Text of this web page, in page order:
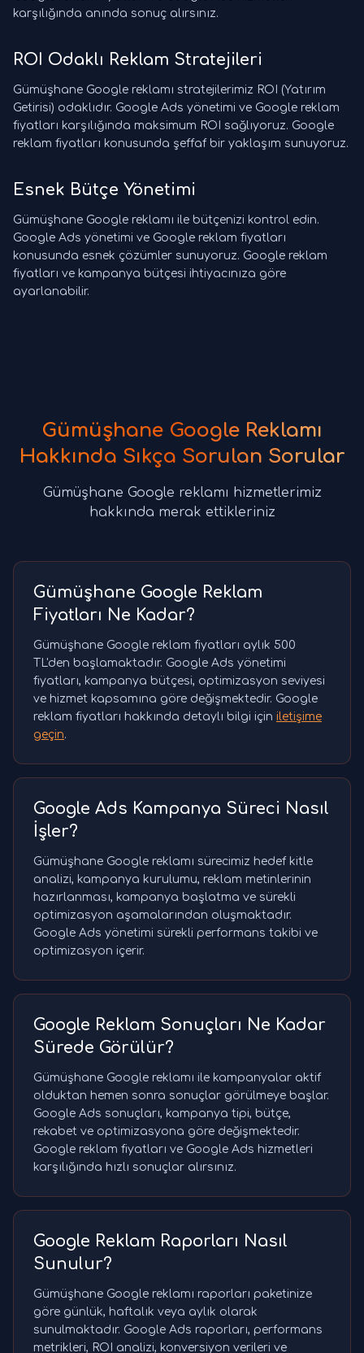
karşılığında anında sonuç alırsınız.
ROI Odaklı Reklam Stratejileri
Gümüşhane Google reklamı stratejilerimiz ROI (Yatırım
Getirisi) odaklıdır. Google Ads yönetimi ve Google reklam
fiyatları karşılığında maksimum ROI sağlıyoruz. Google
reklam fiyatları konusunda şeffaf bir yaklaşım sunuyoruz.
Esnek Bütçe Yönetimi
Gümüşhane Google reklamı ile bütçenizi kontrol edin.
Google Ads yönetimi ve Google reklam fiyatları
konusunda esnek çözümler sunuyoruz. Google reklam
fiyatları ve kampanya bütçesi ihtiyacınıza göre
ayarlanabilir.
Gümüşhane Google Reklamı
Hakkında Sıkça Sorulan Sorular
Gümüşhane Google reklamı hizmetlerimiz
hakkında merak ettikleriniz
Gümüşhane Google Reklam
Fiyatları Ne Kadar?
Gümüşhane Google reklam fiyatları aylık 500
TL'den başlamaktadır. Google Ads yönetimi
fiyatları, kampanya bütçesi, optimizasyon seviyesi
ve hizmet kapsamına göre değişmektedir. Google
reklam fiyatları hakkında detaylı bilgi için iletişime
geçin.
Google Ads Kampanya Süreci Nasıl
İşler?
Gümüşhane Google reklamı sürecimiz hedef kitle
analizi, kampanya kurulumu, reklam metinlerinin
hazırlanması, kampanya başlatma ve sürekli
optimizasyon aşamalarından oluşmaktadır.
Google Ads yönetimi sürekli performans takibi ve
optimizasyon içerir.
Google Reklam Sonuçları Ne Kadar
Sürede Görülür?
Gümüşhane Google reklamı ile kampanyalar aktif
olduktan hemen sonra sonuçlar görülmeye başlar.
Google Ads sonuçları, kampanya tipi, bütçe,
rekabet ve optimizasyona göre değişmektedir.
Google reklam fiyatları ve Google Ads hizmetleri
karşılığında hızlı sonuçlar alırsınız.
Google Reklam Raporları Nasıl
Sunulur?
Gümüşhane Google reklamı raporları paketinize
göre günlük, haftalık veya aylık olarak
sunulmaktadır. Google Ads raporları, performans
metrikleri, ROI analizi, konversiyon verileri ve